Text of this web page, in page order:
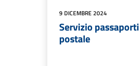
9 DICEMBRE 2024
Servizio
postale